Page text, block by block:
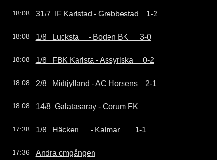
18:08 31/7  IF Karlstad - Grebbestad    1-2
18:08 1/8   Lucksta     - Boden BK      3-0
18:08 1/8   FBK Karlsta - Assyriska     0-2
18:08 2/8   Midtjylland - AC Horsens    2-1
18:08 14/8  Galatasaray - Corum FK
17:38 1/8   Häcken      - Kalmar        1-1
17:36 Andra omgången